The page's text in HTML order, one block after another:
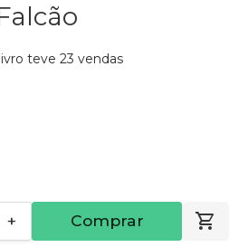
teve 23 vendas
+ Comprar